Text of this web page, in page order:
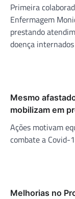
Primeira
Enfermagem
prestando
doença
Mesmo
mobilizam em
Ações motivam
combate a Covid-
Melhorias no